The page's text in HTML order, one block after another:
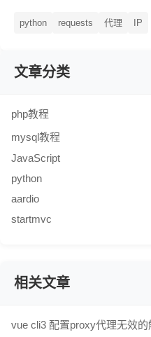
python requests 代理 IP
文章分类
php教程
mysql教程
JavaScript
python
aardio
startmvc
相关文章
vue cli3 配置proxy代理无效的